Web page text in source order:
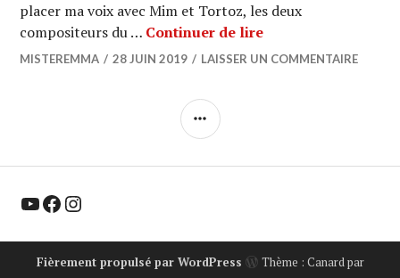
placer ma voix avec Mim et Tortoz, les deux
compositeurs du … Continuer de lireCINEMA : « Yves »
MISTEREMMA 28 JUIN 2019 LAISSER UN COMMENTAIRE
COLONNE
YouTube Facebook Instagram
Fièrement propulsé par WordPress
Thème : Canard par